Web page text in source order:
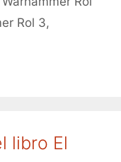
Rol 3,
libro El